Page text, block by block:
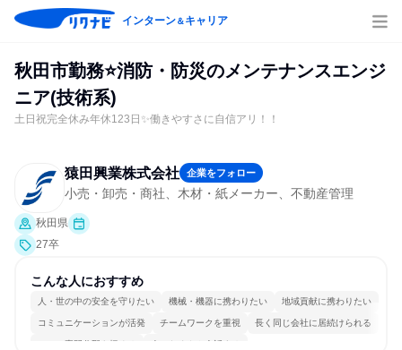
インターン＆キャリア
秋田市勤務⭐消防・防災のメンテナンスエンジ
ニア(技術系)
土日祝完全休み年休123日✨働きやすさに自信アリ！！
猿田興業株式会社 企業をフォロー
小売・卸売・商社、木材・紙メーカー、不動産管理
秋田県
27卒
こんな人におすすめ
人・世の中の安全を守りたい 機械・機器に携わりたい 地域貢献に携わりたい
コミュニケーションが活発 チームワークを重視 長く同じ会社に居続けられる
一つの専門分野を極める 人とたくさん会話する